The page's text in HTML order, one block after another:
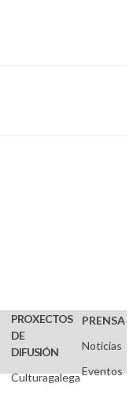
PROXECTOS
DE
DIFUSIÓN
Culturagalega
PRENSA
Noticias
Eventos